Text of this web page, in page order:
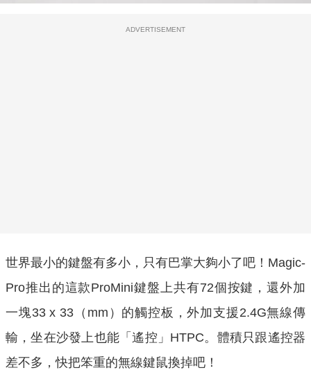
ADVERTISEMENT
世界最小的鍵盤有多小，只有巴掌大夠小了吧！Magic-
Pro推出的這款ProMini鍵盤上共有72個按鍵，還外加
一塊33 x 33（mm）的觸控板，外加支援2.4G無線傳
輸，坐在沙發上也能「遙控」HTPC。體積只跟遙控器
差不多，快把笨重的無線鍵鼠換掉吧！